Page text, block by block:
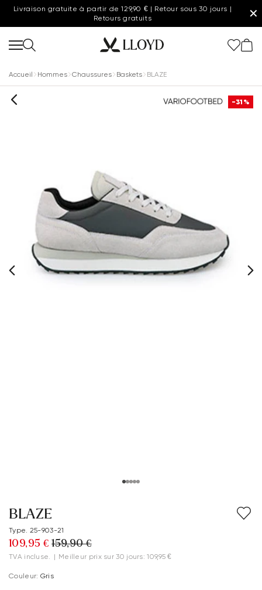
Livraison gratuite à partir de 129,90 € | Retour sous 30 jours |
Retours gratuits
✕
Accueil Hommes Chaussures Baskets BLAZE
-31%
BLAZE
Type. 25-903-21
109,95 € 159,90 €
TVA incluse. | Meilleur prix sur 30 jours: 109,95 €
Couleur: Gris